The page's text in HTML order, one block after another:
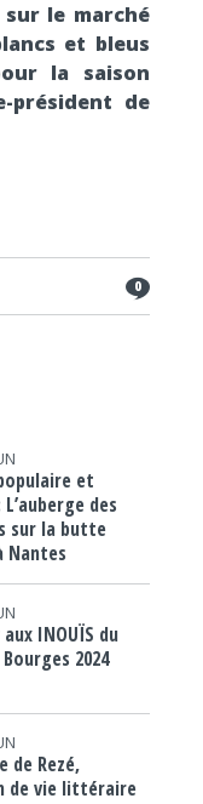
sur le marché
et bleus
la saison
président de
0
et
des
sur la butte
Nantes
INOUÏS du
2024
de Rezé,
de vie littéraire